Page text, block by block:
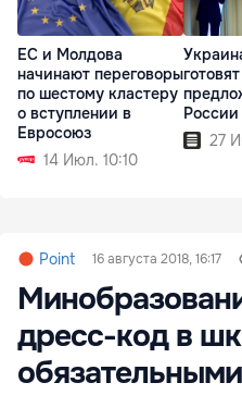
ЕС и Молдова
начинают переговоры
по шестому кластеру
о вступлении в
Евросоюз
14 Июл. 10:10
России
27
Point 16 августа 2018, 16:17
дресс-код в
обязательными